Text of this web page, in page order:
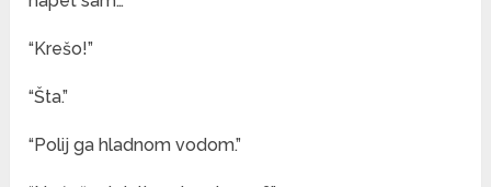
“Krešo!”
“Šta.”
“Polij ga hladnom vodom.”